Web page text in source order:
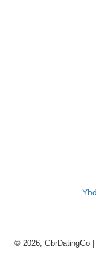
© 2026, GbrDatingGo |